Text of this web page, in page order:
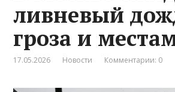
ливневый
гроза и
17.05.2026 Новости Комментарии: 0